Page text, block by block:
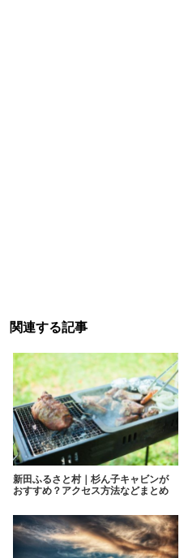
関連する記事
新田ふるさと村｜杉ん子キャビンが
おすすめ？アクセス方法などまとめ